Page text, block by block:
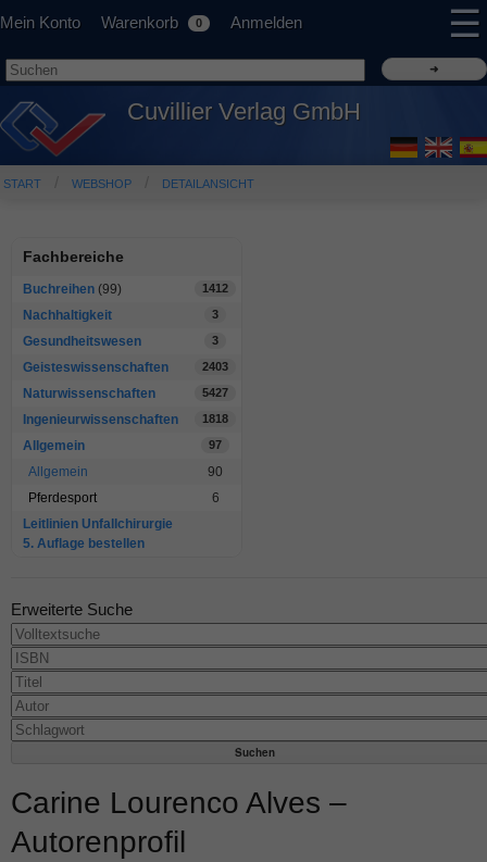
Mein Konto Warenkorb 0 Anmelden ☰
Cuvillier Verlag GmbH
START WEBSHOP DETAILANSICHT
Fachbereiche
Buchreihen (99) 1412
Nachhaltigkeit 3
Gesundheitswesen 3
Geisteswissenschaften 2403
Naturwissenschaften 5427
Ingenieurwissenschaften 1818
Allgemein 97
Allgemein
90
Pferdesport
6
Leitlinien Unfallchirurgie
5. Auflage bestellen
Erweiterte Suche
Carine Lourenco Alves –
Autorenprofil